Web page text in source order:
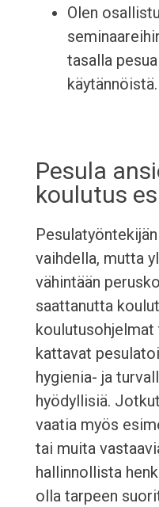
Olen
tasalla
käytännöistä.
Pesula
koulutus
vaihdella, mutta
vähintään
saattanutta
kattavat
hygienia- ja
hyödyllisiä.
vaatia myös
tai muita
hallinnollista
olla tarpeen